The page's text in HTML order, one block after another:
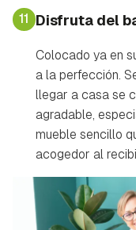
11 Disfruta del
Colocado ya en
a la perfección.
llegar a casa se
agradable,
mueble sencillo
acogedor al